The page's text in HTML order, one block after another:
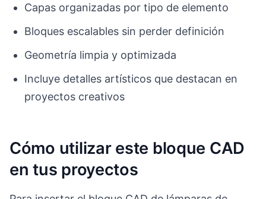
Capas organizadas por tipo de elemento
Bloques escalables sin perder definición
Geometría limpia y optimizada
Incluye detalles artísticos que destacan en
proyectos creativos
Cómo utilizar este bloque CAD
en tus proyectos